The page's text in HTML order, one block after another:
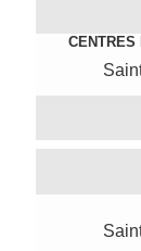
CENTRES